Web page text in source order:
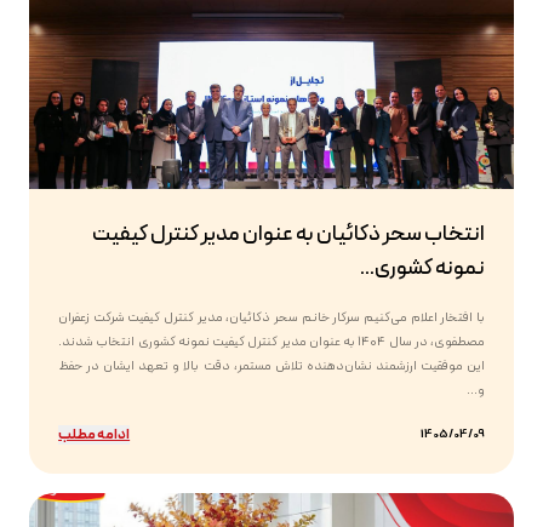
انتخاب سحر ذکائیان به عنوان مدیر کنترل کیفیت
نمونه کشوری...
با افتخار اعلام می‌کنیم سرکار خانم سحر ذکائیان، مدیر کنترل کیفیت شرکت زعفران
مصطفوی، در سال ۱۴۰۴ به عنوان مدیر کنترل کیفیت نمونه کشوری انتخاب شدند.
این موفقیت ارزشمند نشان‌دهنده تلاش مستمر، دقت بالا و تعهد ایشان در حفظ
و...
1405/04/09 ادامه مطلب